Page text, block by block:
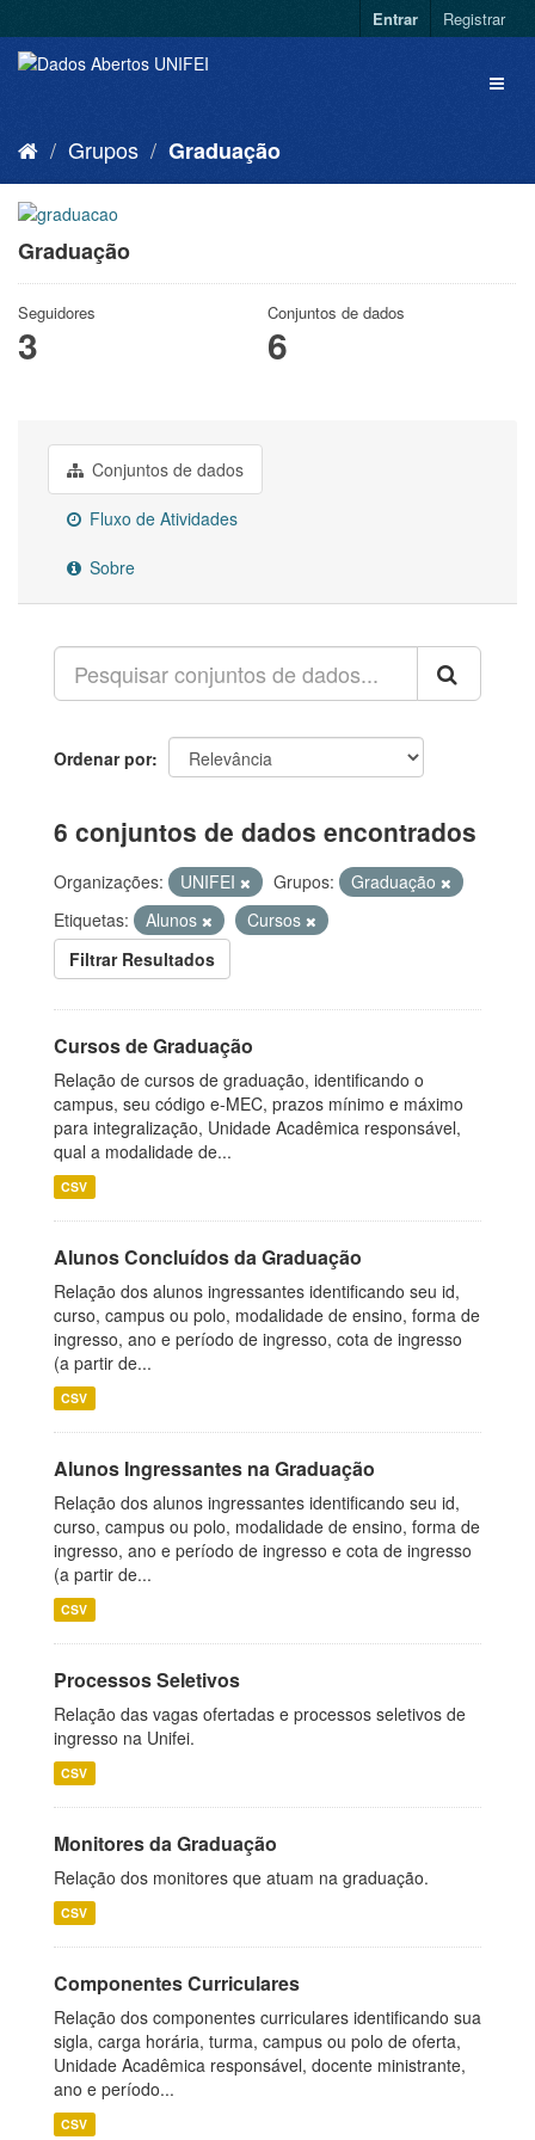
Entrar Registrar
Grupos Graduação
Graduação
Seguidores
3
Conjuntos de dados
6
Conjuntos de dados
Fluxo de Atividades
Sobre
Ordenar por
6 conjuntos de dados encontrados
Organizações: UNIFEI Grupos:
Graduação
Etiquetas:
Alunos
Cursos
Filtrar Resultados
Cursos de Graduação
Relação de cursos de graduação, identificando o
campus, seu código e-MEC, prazos mínimo e máximo
para integralização, Unidade Acadêmica responsável,
qual a modalidade de...
CSV
Alunos Concluídos da Graduação
Relação dos alunos ingressantes identificando seu id,
curso, campus ou polo, modalidade de ensino, forma de
ingresso, ano e período de ingresso, cota de ingresso
(a partir de...
CSV
Alunos Ingressantes na Graduação
Relação dos alunos ingressantes identificando seu id,
curso, campus ou polo, modalidade de ensino, forma de
ingresso, ano e período de ingresso e cota de ingresso
(a partir de...
CSV
Processos Seletivos
Relação das vagas ofertadas e processos seletivos de
ingresso na Unifei.
CSV
Monitores da Graduação
Relação dos monitores que atuam na graduação.
CSV
Componentes Curriculares
Relação dos componentes curriculares identificando sua
sigla, carga horária, turma, campus ou polo de oferta,
Unidade Acadêmica responsável, docente ministrante,
ano e período...
CSV